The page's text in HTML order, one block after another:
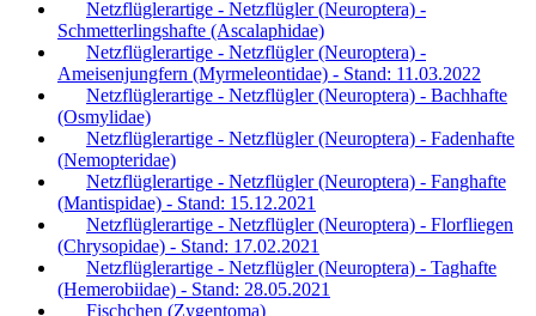
Netzflüglerartige - Netzflügler (Neuroptera) -
Schmetterlingshafte (Ascalaphidae)
Netzflüglerartige - Netzflügler (Neuroptera) -
Ameisenjungfern (Myrmeleontidae) - Stand: 11.03.2022
Netzflüglerartige - Netzflügler (Neuroptera) - Bachhafte
(Osmylidae)
Netzflüglerartige - Netzflügler (Neuroptera) - Fadenhafte
(Nemopteridae)
Netzflüglerartige - Netzflügler (Neuroptera) - Fanghafte
(Mantispidae) - Stand: 15.12.2021
Netzflüglerartige - Netzflügler (Neuroptera) - Florfliegen
(Chrysopidae) - Stand: 17.02.2021
Netzflüglerartige - Netzflügler (Neuroptera) - Taghafte
(Hemerobiidae) - Stand: 28.05.2021
Fischchen (Zygentoma)